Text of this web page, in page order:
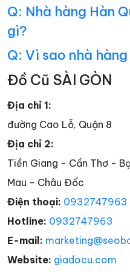
Q: Nhà hàng Hàn
gì?
Q: Vì sao nhà
Đồ Cũ SÀI GÒN
Địa chỉ 1:
đường Cao Lỗ, Quận 8
Địa chỉ 2:
Tiền Giang - Cần Thơ -
Mau - Châu Đốc
Điện thoại: 0932747963
Hotline: 0932747963
E-mail:
Website: giadocu.com